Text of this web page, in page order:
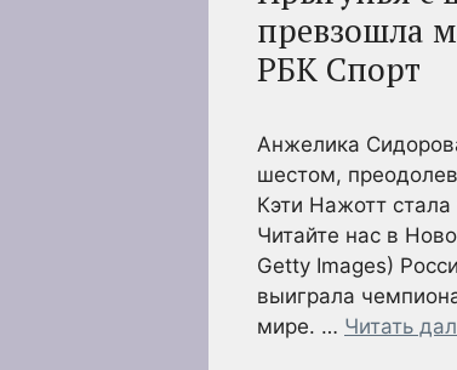
превзошла
РБК Спорт
Анжелика
шестом,
Кэти Нажотт
Читайте нас в
Getty Images)
выиграла
мире. … Читать